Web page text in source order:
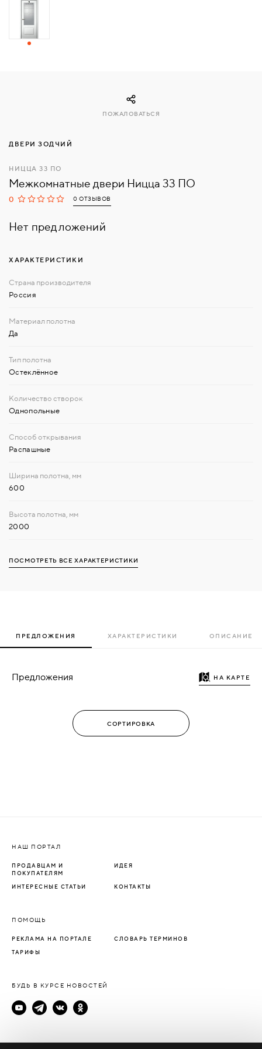
СВЯЗАТЬСЯ
ДВЕРИ ЗОДЧИЙ
НИЦЦА 33 ПО
Межкомнатные двери Ницца 33 ПО
0 0 ОТЗЫВОВ
Нет предложений
ПОЖАЛОВАТЬСЯ
ХАРАКТЕРИСТИКИ
Россия
Да
Остеклённое
Однопольные
Распашные
600
2000
ПОСМОТРЕТЬ ВСЕ ХАРАКТЕРИСТИКИ
ПРЕДЛОЖЕНИЯ ХАРАКТЕРИСТИКИ ОПИСАНИЕ
Предложения НА КАРТЕ
НАШ ПОРТАЛ
ПРОДАВЦАМ И
ПОКУПАТЕЛЯМ
ИДЕЯ
ИНТЕРЕСНЫЕ СТАТЬИ КОНТАКТЫ
ПОМОЩЬ
РЕКЛАМА НА ПОРТАЛЕ СЛОВАРЬ ТЕРМИНОВ
ТАРИФЫ
БУДЬ В КУРСЕ НОВОСТЕЙ